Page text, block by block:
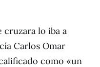
cruzara lo iba a
Carlos Omar
como «un